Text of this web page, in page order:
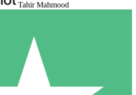
Tahir Mahmood